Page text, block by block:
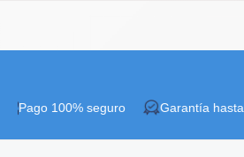
contenido
seguro Garantía hasta 8 meses